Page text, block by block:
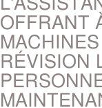
OFFRANT
RÉVISION